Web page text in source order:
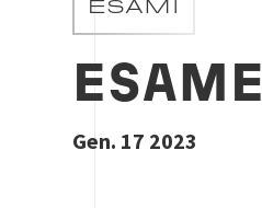
ESAMI
ESAME
Gen. 17 2023